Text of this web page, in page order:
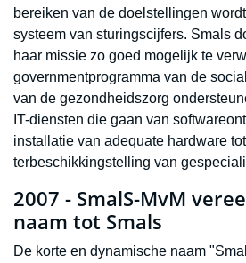
bereiken van de doelstellingen
systeem van sturingscijfers. Smals
haar missie zo goed mogelijk te
governmentprogramma van de
van de gezondheidszorg
IT-diensten die gaan van
installatie van adequate hardware
terbeschikkingstelling van
2007 - SmalS-MvM
naam tot Smals
De korte en dynamische naam